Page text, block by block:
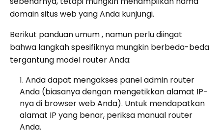
domain situs web yang Anda kunjungi.
Berikut panduan umum , namun perlu diingat
bahwa langkah spesifiknya mungkin berbeda-beda
tergantung model router Anda:
Anda dapat mengakses panel admin router
Anda (biasanya dengan mengetikkan alamat IP-
nya di browser web Anda). Untuk mendapatkan
alamat IP yang benar, periksa manual router
Anda.